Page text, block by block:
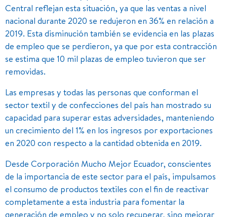
Central reflejan esta situación, ya que las ventas a nivel
nacional durante 2020 se redujeron en 36% en relación a
2019. Esta disminución también se evidencia en las plazas
de empleo que se perdieron, ya que por esta contracción
se estima que 10 mil plazas de empleo tuvieron que ser
removidas.
Las empresas y todas las personas que conforman el
sector textil y de confecciones del país han mostrado su
capacidad para superar estas adversidades, manteniendo
un crecimiento del 1% en los ingresos por exportaciones
en 2020 con respecto a la cantidad obtenida en 2019.
Desde Corporación Mucho Mejor Ecuador, conscientes
de la importancia de este sector para el país, impulsamos
el consumo de productos textiles con el fin de reactivar
completamente a esta industria para fomentar la
generación de empleo y no solo recuperar, sino mejorar